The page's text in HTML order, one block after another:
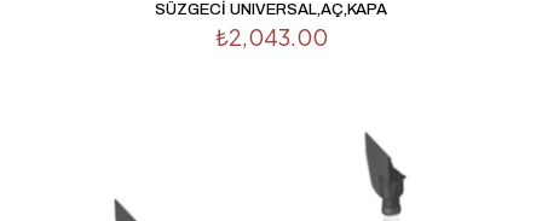
Daha sonraki yorumlarımda kullanılması için adım, e-
SÜZGECİ UNIVERSAL,AÇ,KAPA
₺2,043.00